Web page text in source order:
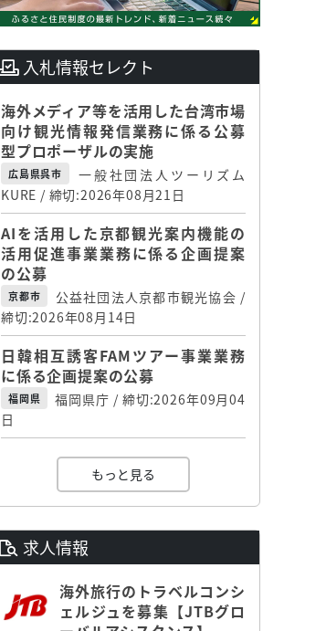
入札情報セレクト
海外メディア等を活用した台湾市場
向け観光情報発信業務に係る公募
型プロポーザルの実施
広島県呉市
一般社団法人ツーリズム
KURE / 締切:2026年08月21日
AIを活用した京都観光案内機能の
活用促進事業業務に係る企画提案
の公募
京都市
公益社団法人京都市観光協会 /
締切:2026年08月14日
日韓相互誘客FAMツアー事業業務
に係る企画提案の公募
福岡県
福岡県庁 / 締切:2026年09月04
日
もっと見る
求人情報
海外旅行のトラベルコンシ
ェルジュを募集【JTBグロ